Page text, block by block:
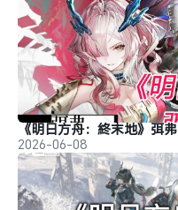
2026-06-08